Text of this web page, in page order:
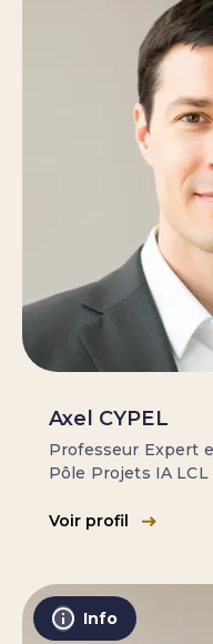
Axel CYPEL
Professeur Expert
Pôle Projets IA LCL
Voir profil
Info